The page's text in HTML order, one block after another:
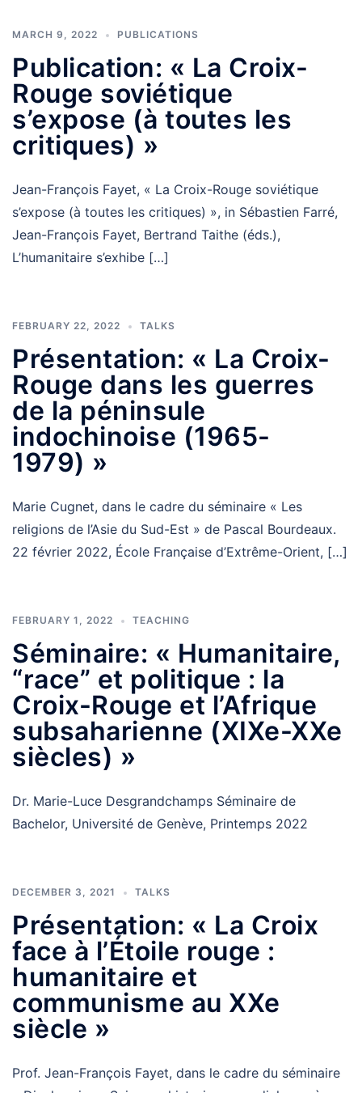
MARCH 9, 2022 PUBLICATIONS
Publication: « La Croix-
Rouge soviétique
s’expose (à toutes les
critiques) »
Jean-François Fayet, « La Croix-Rouge soviétique
s’expose (à toutes les critiques) », in Sébastien Farré,
Jean-François Fayet, Bertrand Taithe (éds.),
L’humanitaire s’exhibe […]
FEBRUARY 22, 2022 TALKS
Présentation: « La Croix-
Rouge dans les guerres
de la péninsule
indochinoise (1965-
1979) »
Marie Cugnet, dans le cadre du séminaire « Les
religions de l’Asie du Sud-Est » de Pascal Bourdeaux.
22 février 2022, École Française d’Extrême-Orient, […]
FEBRUARY 1, 2022 TEACHING
Séminaire: « Humanitaire,
“race” et politique : la
Croix-Rouge et l’Afrique
subsaharienne (XIXe-XXe
siècles) »
Dr. Marie-Luce Desgrandchamps Séminaire de
Bachelor, Université de Genève, Printemps 2022
DECEMBER 3, 2021 TALKS
Présentation: « La Croix
face à l’Étoile rouge :
humanitaire et
communisme au XXe
siècle »
Prof. Jean-François Fayet, dans le cadre du séminaire